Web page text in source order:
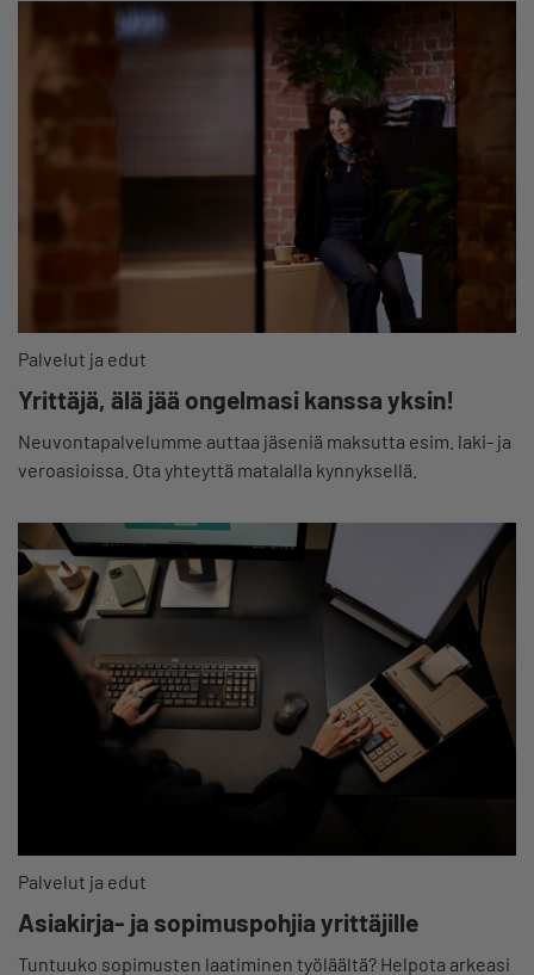
Palvelut ja edut
Yrittäjä, älä jää ongelmasi kanssa yksin!
Neuvontapalvelumme auttaa jäseniä maksutta esim. laki- ja
veroasioissa. Ota yhteyttä matalalla kynnyksellä.
Palvelut ja edut
Asiakirja- ja sopimuspohjia yrittäjille
Tuntuuko sopimusten laatiminen työläältä? Helpota arkeasi